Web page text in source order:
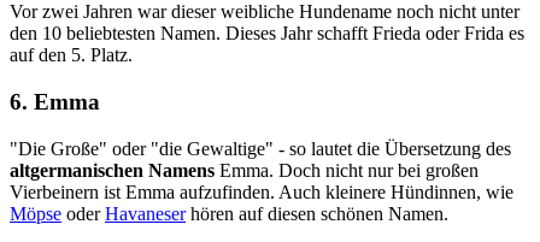
Vor zwei Jahren war dieser weibliche Hundename noch nicht unter
den 10 beliebtesten Namen. Dieses Jahr schafft Frieda oder Frida es
auf den 5. Platz.
6. Emma
"Die Große" oder "die Gewaltige" - so lautet die Übersetzung des
altgermanischen Namens Emma. Doch nicht nur bei großen
Vierbeinern ist Emma aufzufinden. Auch kleinere Hündinnen, wie
Möpse oderHavaneserhören auf diesen schönen Namen.